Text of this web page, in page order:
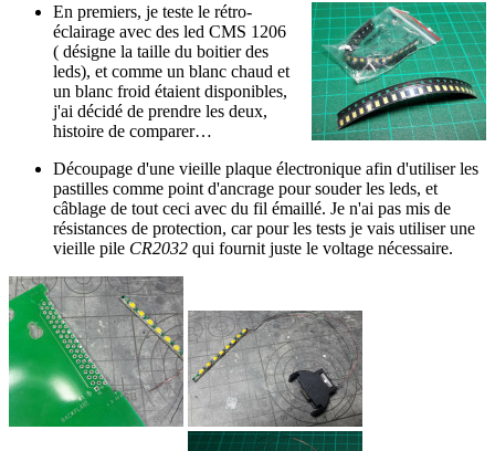
En premiers, je teste le rétro-
éclairage avec des led CMS 1206
( désigne la taille du boitier des
leds), et comme un blanc chaud et
un blanc froid étaient disponibles,
j'ai décidé de prendre les deux,
histoire de comparer…
Découpage d'une vieille plaque électronique afin d'utiliser les
pastilles comme point d'ancrage pour souder les leds, et
câblage de tout ceci avec du fil émaillé. Je n'ai pas mis de
résistances de protection, car pour les tests je vais utiliser une
vieille pile CR2032 qui fournit juste le voltage nécessaire.